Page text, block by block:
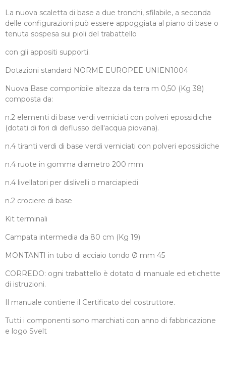
La nuova scaletta di base a due tronchi, sfilabile, a seconda
delle configurazioni può essere appoggiata al piano di base o
tenuta sospesa sui pioli del trabattello
con gli appositi supporti.
Dotazioni standard NORME EUROPEE UNIEN1004
Nuova Base componibile altezza da terra m 0,50 (Kg 38)
composta da:
n.2 elementi di base verdi verniciati con polveri epossidiche
(dotati di fori di deflusso dell'acqua piovana).
n.4 tiranti verdi di base verdi verniciati con polveri epossidiche
n.4 ruote in gomma diametro 200 mm
n.4 livellatori per dislivelli o marciapiedi
n.2 crociere di base
Kit terminali
Campata intermedia da 80 cm (Kg 19)
MONTANTI in tubo di acciaio tondo Ø mm 45
CORREDO: ogni trabattello è dotato di manuale ed etichette
di istruzioni.
Il manuale contiene il Certificato del costruttore.
Tutti i componenti sono marchiati con anno di fabbricazione
e logo Svelt